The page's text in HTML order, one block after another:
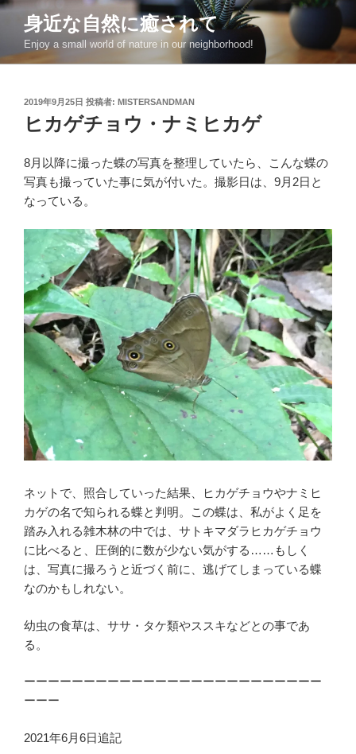
コ
ン
身近な自然に癒されて
Enjoy a small world of nature in our neighborhood!
投
稿
日:
2019年9月25日 投稿者: MISTERSANDMAN
ヒカゲチョウ・ナミヒカゲ
8月以降に撮った蝶の写真を整理していたら、こんな蝶の
写真も撮っていた事に気が付いた。撮影日は、9月2日と
なっている。
ネットで、照合していった結果、ヒカゲチョウやナミヒ
カゲの名で知られる蝶と判明。この蝶は、私がよく足を
踏み入れる雑木林の中では、サトキマダラヒカゲチョウ
に比べると、圧倒的に数が少ない気がする……もしく
は、写真に撮ろうと近づく前に、逃げてしまっている蝶
なのかもしれない。
幼虫の食草は、ササ・タケ類やススキなどとの事であ
る。
ーーーーーーーーーーーーーーーーーーーーーーーーー
ーーー
2021年6月6日追記